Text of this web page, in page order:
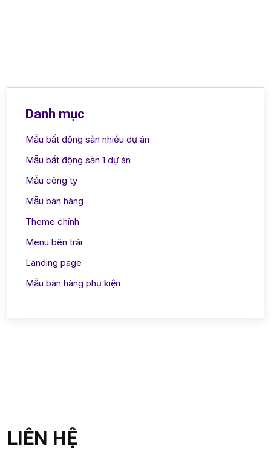
Danh mục
Mẫu bất động sản nhiều dự án
Mẫu bất động sản 1 dự án
Mẫu công ty
Mẫu bán hàng
Theme chính
Menu bên trái
Landing page
Mẫu bán hàng phụ kiện
LIÊN HỆ